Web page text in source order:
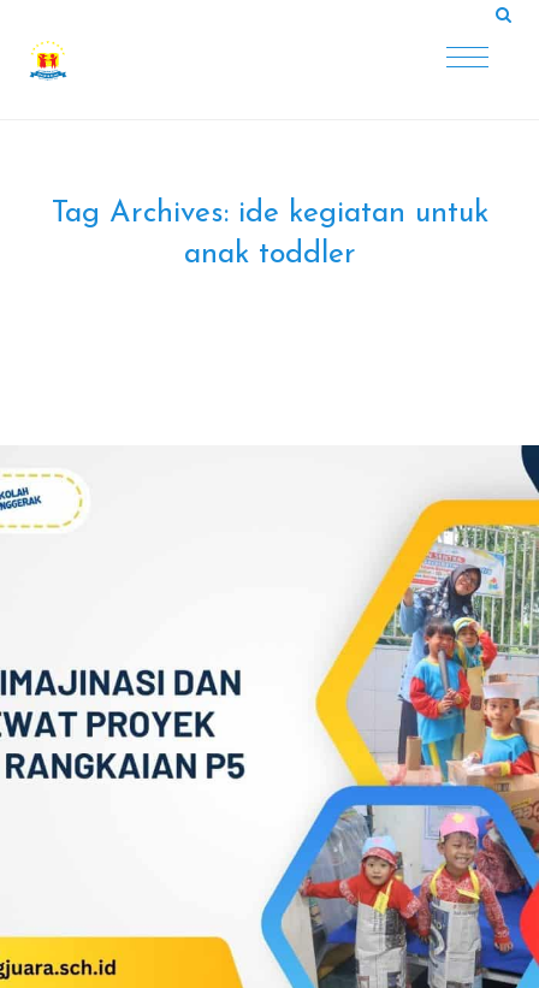
Tag Archives: ide kegiatan untuk
anak toddler